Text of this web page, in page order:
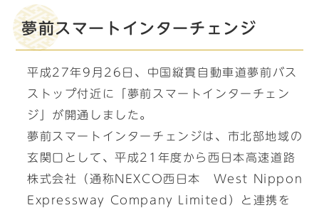
夢前スマートインターチェンジ
平成27年9月26日、中国縦貫自動車道夢前バス
ストップ付近に「夢前スマートインターチェン
ジ」が開通しました。
夢前スマートインターチェンジは、市北部地域の
玄関口として、平成21年度から西日本高速道路
株式会社（通称NEXCO西日本 West Nippon
Expressway Company Limited）と連携を